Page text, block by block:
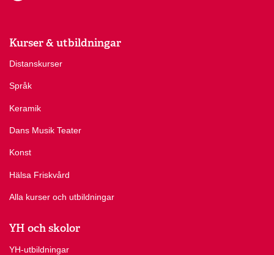
Kurser & utbildningar
Distanskurser
Språk
Keramik
Dans Musik Teater
Konst
Hälsa Friskvård
Alla kurser och utbildningar
YH och skolor
YH-utbildningar